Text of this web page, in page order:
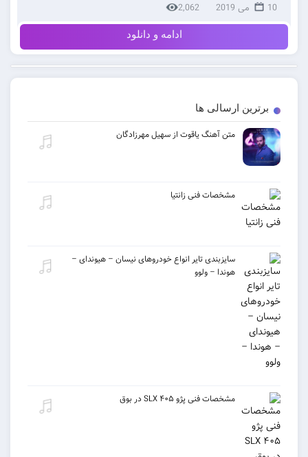
2,062
ارسالی ها
متن آهنگ یاقوت از سهیل مهرزادگان
مشخصات فنی زانتیا
سایزبندی تایر انواع خودروهای نیسان – هیوندای –
هوندا – ولوو
مشخصات فنی پژو ۴۰۵ SLX در بوق